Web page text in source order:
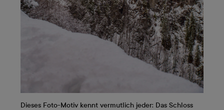
Dieses Foto-Motiv kennt vermutlich jeder: Das Schloss